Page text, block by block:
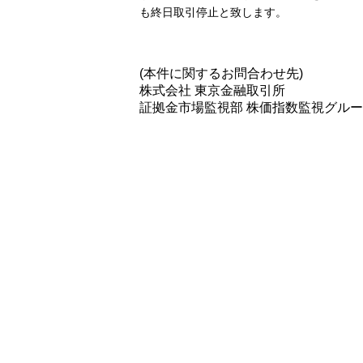
も終日取引停止と致します。
(本件に関するお問合わせ先)
株式会社 東京金融取引所
証拠金市場監視部 株価指数監視グル